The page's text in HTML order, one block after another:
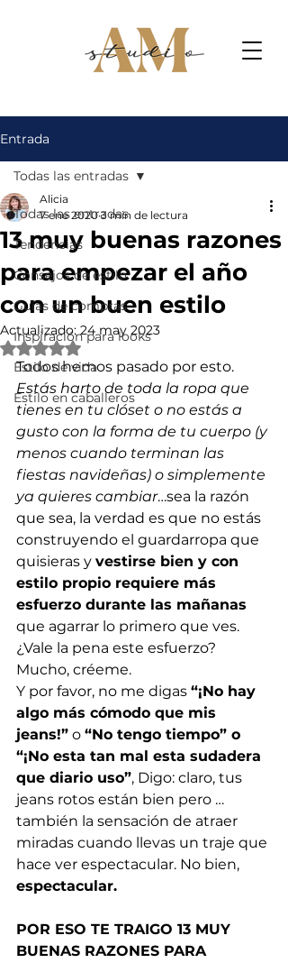
Entrada
Todas las entradas
Tendencias
Consejos de estilo
Guías de compras
Inspiración para looks
Estilo de vida
Estilo en caballeros
Todas las entradas
13 muy buenas razones
para empezar el año
con un buen estilo
Alicia
7 ene 2020 3 min de lectura
Actualizado:24 may 2023
Obtuvo NaN de 5 estrellas.
Todos hemos pasado por esto.
Estás harto de toda la ropa que
tienes en tu clóset o no estás a
gusto con la forma de tu cuerpo (y
menos cuando terminan las
fiestas navideñas) o simplemente
ya quieres cambiar…sea la razón
que sea, la verdad es que no estás
construyendo el guardarropa que
quisieras y vestirse bien y con
estilo propio requiere más
esfuerzo durante las mañanas
que agarrar lo primero que ves.
¿Vale la pena este esfuerzo?
Mucho, créeme.
Y por favor, no me digas “¡No hay
algo más cómodo que mis
jeans!” o “No tengo tiempo” o
“¡No esta tan mal esta sudadera
que diario uso”, Digo: claro, tus
jeans rotos están bien pero …
también la sensación de atraer
miradas cuando llevas un traje que
hace ver espectacular. No bien,
espectacular.
POR ESO TE TRAIGO 13 MUY
BUENAS RAZONES PARA